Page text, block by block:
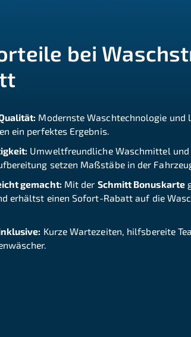
bei
Modernste Waschtechnologie und
ein perfektes Ergebnis.
Umweltfreundliche Waschmittel
setzen Maßstäbe in der
gemacht: Mit der Schmitt Bonuskarte
erhältst einen Sofort-Rabatt auf die
Kurze Wartezeiten, hilfsbereite